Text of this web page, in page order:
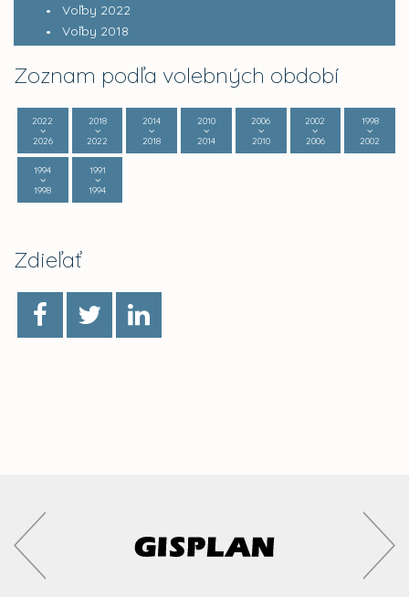
Voľby 2022
Voľby 2018
Zoznam podľa volebných období
2022
2026
2018
2022
2014
2018
2010
2014
2006
2010
2002
2006
1998
2002
1994
1998
1991
1994
Zdieľať